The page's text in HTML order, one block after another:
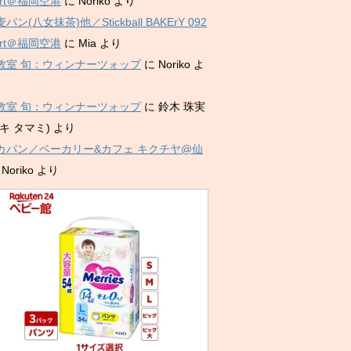
パン(八女抹茶)他／Stickball BAKErY 092
＠福岡空港 に Mia より
室 旬：ウィンナーツォップに Noriko よ
室 旬：ウィンナーツォップに 鈴木 珠実
タマミ) より
パン／ベーカリー&カフェ キクチヤ@仙
Noriko より